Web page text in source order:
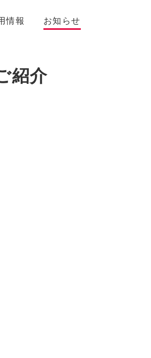
情報 お知らせ
紹介